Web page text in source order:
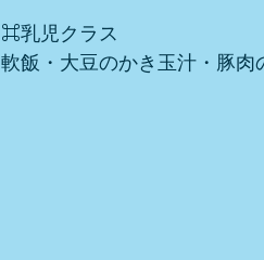
⌘乳児クラス
軟飯・大豆のかき玉汁・豚